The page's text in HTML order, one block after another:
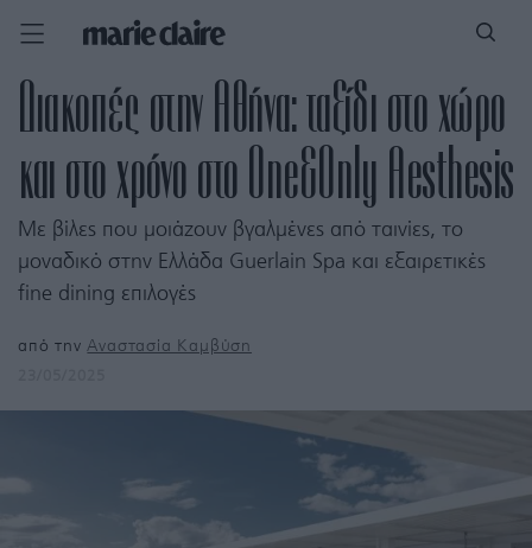
Διακοπές στην Αθήνα: ταξίδι στο χώρο
και στο χρόνο στο One&Only Aesthesis
Με βίλες που μοιάζουν βγαλμένες από ταινίες, το
μοναδικό στην Ελλάδα Guerlain Spa και εξαιρετικές
fine dining επιλογές
από τηνΑναστασία Καμβύση